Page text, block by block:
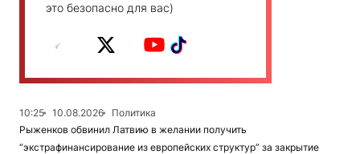
это безопасно для вас)
10:25 10.08.2026
Политика
Рыженков обвинил Латвию в желании получить
“экстрафинансирование из европейских структур” за закрытие